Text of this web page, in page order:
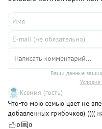
Ваши данные
Условия
Ксения (гость)
Что-то мою семью цвет не
добавленных грибочков) ((((
0 0